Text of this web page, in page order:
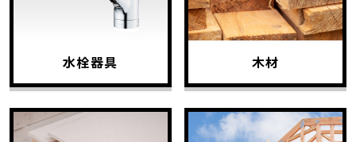
水栓器具 木材